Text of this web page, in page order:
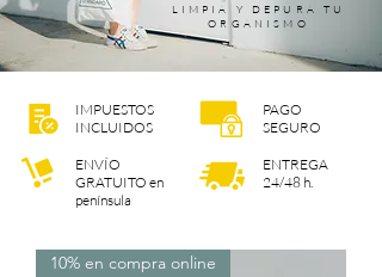
LIMPIA Y DEPURA TU
ORGANISMO
IMPUESTOS
INCLUIDOS
PAGO
SEGURO
ENVÍO
GRATUITO en
península
ENTREGA
24/48 h.
10% en compra online